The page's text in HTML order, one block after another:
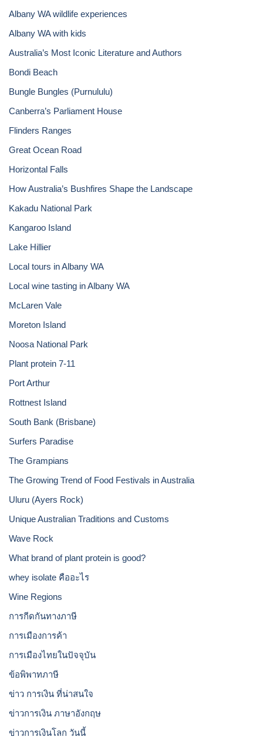
Albany WA wildlife experiences
Albany WA with kids
Australia’s Most Iconic Literature and Authors
Bondi Beach
Bungle Bungles (Purnululu)
Canberra’s Parliament House
Flinders Ranges
Great Ocean Road
Horizontal Falls
How Australia’s Bushfires Shape the Landscape
Kakadu National Park
Kangaroo Island
Lake Hillier
Local tours in Albany WA
Local wine tasting in Albany WA
McLaren Vale
Moreton Island
Noosa National Park
Plant protein 7-11
Port Arthur
Rottnest Island
South Bank (Brisbane)
Surfers Paradise
The Grampians
The Growing Trend of Food Festivals in Australia
Uluru (Ayers Rock)
Unique Australian Traditions and Customs
Wave Rock
What brand of plant protein is good?
whey isolate คืออะไร
Wine Regions
การกีดกันทางภาษี
การเมืองการค้า
การเมืองไทยในปัจจุบัน
ข้อพิพาทภาษี
ข่าว การเงิน ที่น่าสนใจ
ข่าวการเงิน ภาษาอังกฤษ
ข่าวการเงินโลก วันนี้